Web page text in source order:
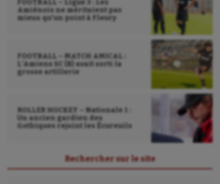
FOOTBALL – Ligue 3 : Les
Amiénois ne méritaient pas
mieux qu’un point à Fleury
FOOTBALL – MATCH AMICAL :
L’Amiens SC (B) avait sorti la
grosse artillerie
ROLLER HOCKEY – Nationale 1 :
Un ancien gardien des
Gothiques rejoint les Écureuils
Rechercher sur le site